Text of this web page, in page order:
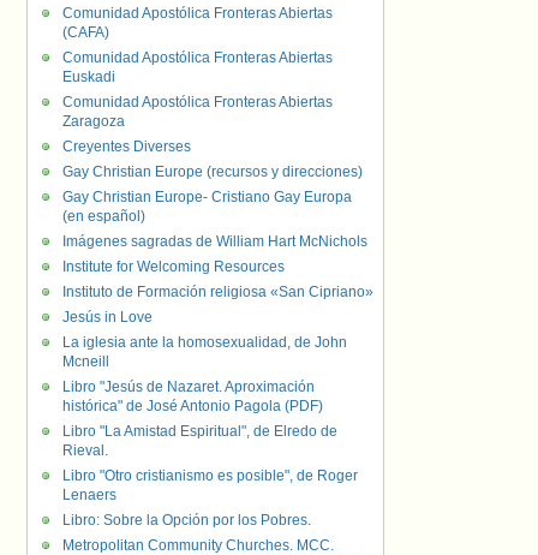
Comunidad Apostólica Fronteras Abiertas
(CAFA)
Comunidad Apostólica Fronteras Abiertas
Euskadi
Comunidad Apostólica Fronteras Abiertas
Zaragoza
Creyentes Diverses
Gay Christian Europe (recursos y direcciones)
Gay Christian Europe- Cristiano Gay Europa
(en español)
Imágenes sagradas de William Hart McNichols
Institute for Welcoming Resources
Instituto de Formación religiosa «San Cipriano»
Jesús in Love
La iglesia ante la homosexualidad, de John
Mcneill
Libro "Jesús de Nazaret. Aproximación
histórica" de José Antonio Pagola (PDF)
Libro "La Amistad Espiritual", de Elredo de
Rieval.
Libro "Otro cristianismo es posible", de Roger
Lenaers
Libro: Sobre la Opción por los Pobres.
Metropolitan Community Churches. MCC.